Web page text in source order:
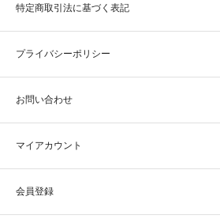
特定商取引法に基づく表記
プライバシーポリシー
お問い合わせ
マイアカウント
会員登録